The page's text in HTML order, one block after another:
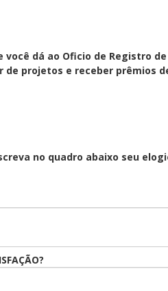
você dá ao Oficio de Registro
de projetos e receber prêmios
no quadro abaixo seu